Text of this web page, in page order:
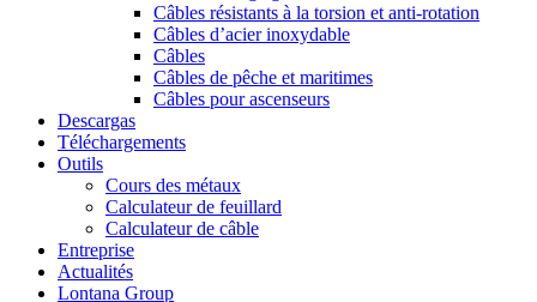
Câbles résistants à la torsion et anti-rotation
Câbles d’acier inoxydable
Câbles
Câbles de pêche et maritimes
Câbles pour ascenseurs
Descargas
Téléchargements
Outils
Cours des métaux
Calculateur de feuillard
Calculateur de câble
Entreprise
Actualités
Lontana Group